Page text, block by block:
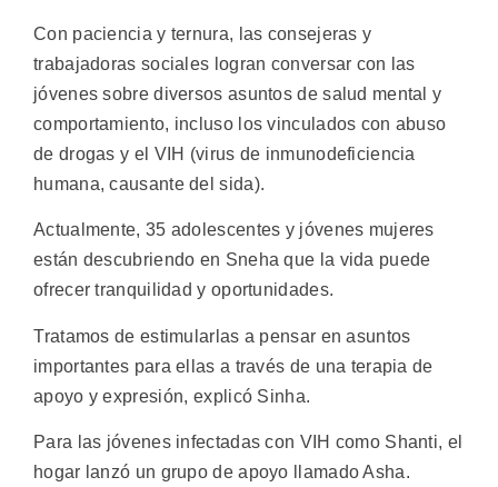
Con paciencia y ternura, las consejeras y
trabajadoras sociales logran conversar con las
jóvenes sobre diversos asuntos de salud mental y
comportamiento, incluso los vinculados con abuso
de drogas y el VIH (virus de inmunodeficiencia
humana, causante del sida).
Actualmente, 35 adolescentes y jóvenes mujeres
están descubriendo en Sneha que la vida puede
ofrecer tranquilidad y oportunidades.
Tratamos de estimularlas a pensar en asuntos
importantes para ellas a través de una terapia de
apoyo y expresión, explicó Sinha.
Para las jóvenes infectadas con VIH como Shanti, el
hogar lanzó un grupo de apoyo llamado Asha.